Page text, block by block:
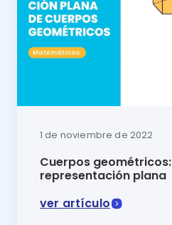
1 de noviembre de 2022
Cuerpos
representación plana
ver artículo